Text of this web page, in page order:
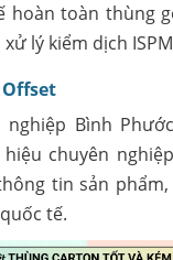
hoàn toàn thùng
lý kiểm dịch
nghiệp Bình
chuyên
tin sản
tế.